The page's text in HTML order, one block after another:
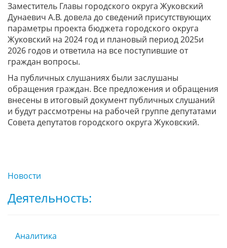
Заместитель Главы городского округа Жуковский
Дунаевич А.В. довела до сведений присутствующих
параметры проекта бюджета городского округа
Жуковский на 2024 год и плановый период 2025и
2026 годов и ответила на все поступившие от
граждан вопросы.
На публичных слушаниях были заслушаны
обращения граждан. Все предложения и обращения
внесены в итоговый документ публичных слушаний
и будут рассмотрены на рабочей группе депутатами
Совета депутатов городского округа Жуковский.
Новости
Деятельность:
Аналитика